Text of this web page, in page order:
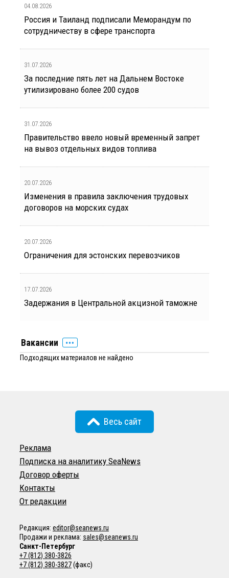
04.08.2026
Россия и Таиланд подписали Меморандум по
сотрудничеству в сфере транспорта
31.07.2026
За последние пять лет на Дальнем Востоке
утилизировано более 200 судов
31.07.2026
Правительство ввело новый временный запрет
на вывоз отдельных видов топлива
20.07.2026
Изменения в правила заключения трудовых
договоров на морских судах
20.07.2026
Ограничения для эстонских перевозчиков
17.07.2026
Задержания в Центральной акцизной таможне
Вакансии
Подходящих материалов не найдено
Весь сайт
Реклама
Подписка на аналитику SeaNews
Договор оферты
Контакты
От редакции
Редакция: editor@seanews.ru
Продажи и реклама: sales@seanews.ru
Санкт-Петербург
+7 (812) 380-3826
+7 (812) 380-3827(факс)